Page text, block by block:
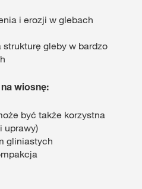
i erozji w glebach
strukturę gleby w bardzo
wiosnę:
być także korzystna
uprawy)
gliniastych